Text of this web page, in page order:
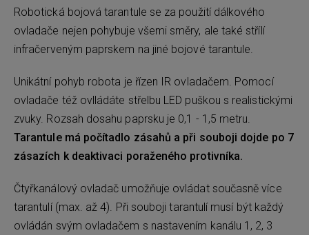
Robotická bojová tarantule se za použití dálkového
ovladače nejen pohybuje všemi směry, ale také střílí
infračerveným paprskem na jiné bojové tarantule.
Unikátní pohyb robota je řízen IR ovladačem. Pomocí
ovladače též ovlládáte střelbu LED puškou s realistickými
zvuky. Rozsah dosahu paprsku je 0,1 - 1,5 metru.
Tarantule má počítadlo zásahů a při souboji dojde po 7
zásazích k deaktivaci poraženého protivníka.
Čtyřkanálový ovladač umožňuje ovládat současně více
tarantulí (max. až 4). Při souboji tarantulí musí být každý
ovládán svým ovladačem s nastavením kanálu 1, 2, 3